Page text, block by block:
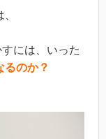
には、いった
るのか？